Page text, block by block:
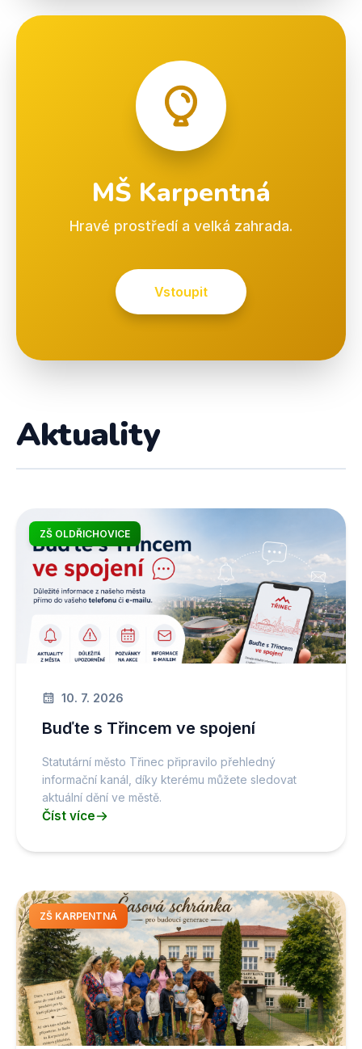
MŠ Karpentná
Hravé prostředí a velká zahrada.
Vstoupit
Aktuality
ZŠ OLDŘICHOVICE
10. 7. 2026
Buďte s Třincem ve spojení
Statutární město Třinec připravilo přehledný
informační kanál, díky kterému můžete sledovat
aktuální dění ve městě.
Číst více
ZŠ KARPENTNÁ